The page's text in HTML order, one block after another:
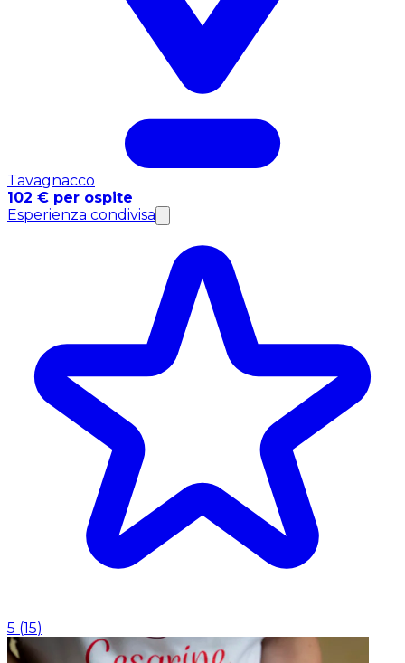
Tavagnacco
102 € per ospite
Esperienza condivisa
5 (15)